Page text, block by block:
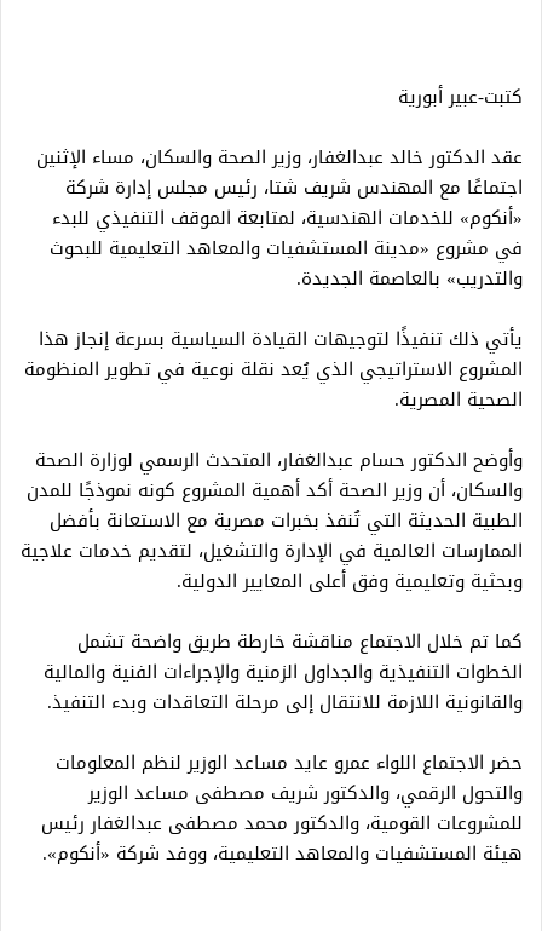
كتبت-عبير أبورية
عقد الدكتور خالد عبدالغفار، وزير الصحة والسكان، مساء الإثنين
اجتماعًا مع المهندس شريف شتا، رئيس مجلس إدارة شركة
«أنكوم» للخدمات الهندسية، لمتابعة الموقف التنفيذي للبدء
في مشروع «مدينة المستشفيات والمعاهد التعليمية للبحوث
والتدريب» بالعاصمة الجديدة.
يأتي ذلك تنفيذًا لتوجيهات القيادة السياسية بسرعة إنجاز هذا
المشروع الاستراتيجي الذي يُعد نقلة نوعية في تطوير المنظومة
الصحية المصرية.
وأوضح الدكتور حسام عبدالغفار، المتحدث الرسمي لوزارة الصحة
والسكان، أن وزير الصحة أكد أهمية المشروع كونه نموذجًا للمدن
الطبية الحديثة التي تُنفذ بخبرات مصرية مع الاستعانة بأفضل
الممارسات العالمية في الإدارة والتشغيل، لتقديم خدمات علاجية
وبحثية وتعليمية وفق أعلى المعايير الدولية.
كما تم خلال الاجتماع مناقشة خارطة طريق واضحة تشمل
الخطوات التنفيذية والجداول الزمنية والإجراءات الفنية والمالية
والقانونية اللازمة للانتقال إلى مرحلة التعاقدات وبدء التنفيذ.
حضر الاجتماع اللواء عمرو عايد مساعد الوزير لنظم المعلومات
والتحول الرقمي، والدكتور شريف مصطفى مساعد الوزير
للمشروعات القومية، والدكتور محمد مصطفى عبدالغفار رئيس
هيئة المستشفيات والمعاهد التعليمية، ووفد شركة «أنكوم».